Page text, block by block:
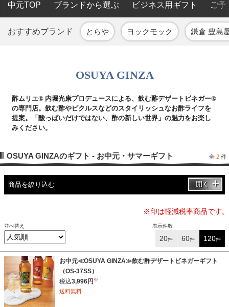
中元TOP ブランドから選ぶ ビジネス用ギフト ご予
おすすめブランド とらや ヨックモック 鎌倉 豊島
OSUYA GINZA
酢ムリエ® 内堀光康プロデュースによる、飲む酢デザートビネガー®
の専門店。飲む酢やピクルスなどのスタイリッシュなお酢ライフを
提案。「酸っぱいだけではない、酢の新しい世界」の魅力をお楽し
みください。
OSUYA GINZAのギフト - お中元・サマーギフト 全 2 件
商品を絞り込む 開く
※印は軽減税率商品です。
表示件数
20件 60件 120件
並べ替え
お中元≪OSUYA GINZA≫飲む酢デザートビネガーギフト
（OS-37SS）
税込3,996円 ※
送料無料